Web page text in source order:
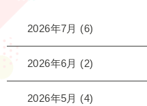
2026年7月 (6)
2026年6月 (2)
2026年5月 (4)